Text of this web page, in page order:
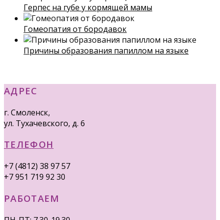
Герпес на губе у кормящей мамы
Гомеопатия от бородавок
Причины образования папиллом на языке
АДРЕС
г. Смоленск,
ул. Тухачевского, д. 6
ТЕЛЕФОН
+7 (4812) 38 97 57
+7 951 719 92 30
РАБОТАЕМ